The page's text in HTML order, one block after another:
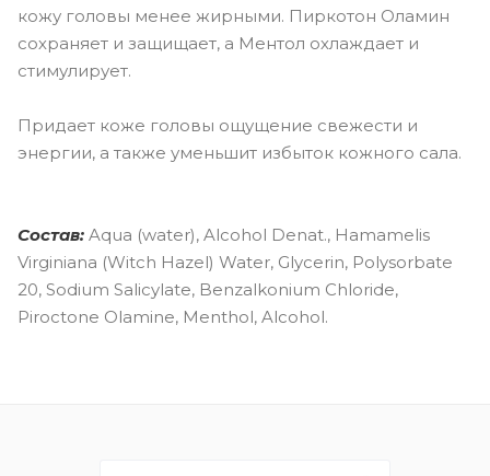
кожу головы менее жирными. Пиркотон Оламин
сохраняет и защищает, а Ментол охлаждает и
стимулирует.
Придает коже головы ощущение свежести и
энергии, а также уменьшит избыток кожного сала.
Состав: Aqua (water), Alcohol Denat., Hamamelis
Virginiana (Witch Hazel) Water, Glycerin, Polysorbate
20, Sodium Salicylate, Benzalkonium Chloride,
Piroctone Olamine, Menthol, Alcohol.